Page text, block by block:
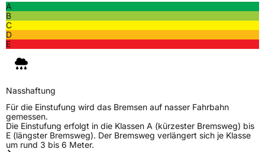
A
B
C
D
E
Nasshaftung
Für die Einstufung wird das Bremsen auf nasser Fahrbahn
gemessen.
Die Einstufung erfolgt in die Klassen A (kürzester Bremsweg) bis
E (längster Bremsweg). Der Bremsweg verlängert sich je Klasse
um rund 3 bis 6 Meter.